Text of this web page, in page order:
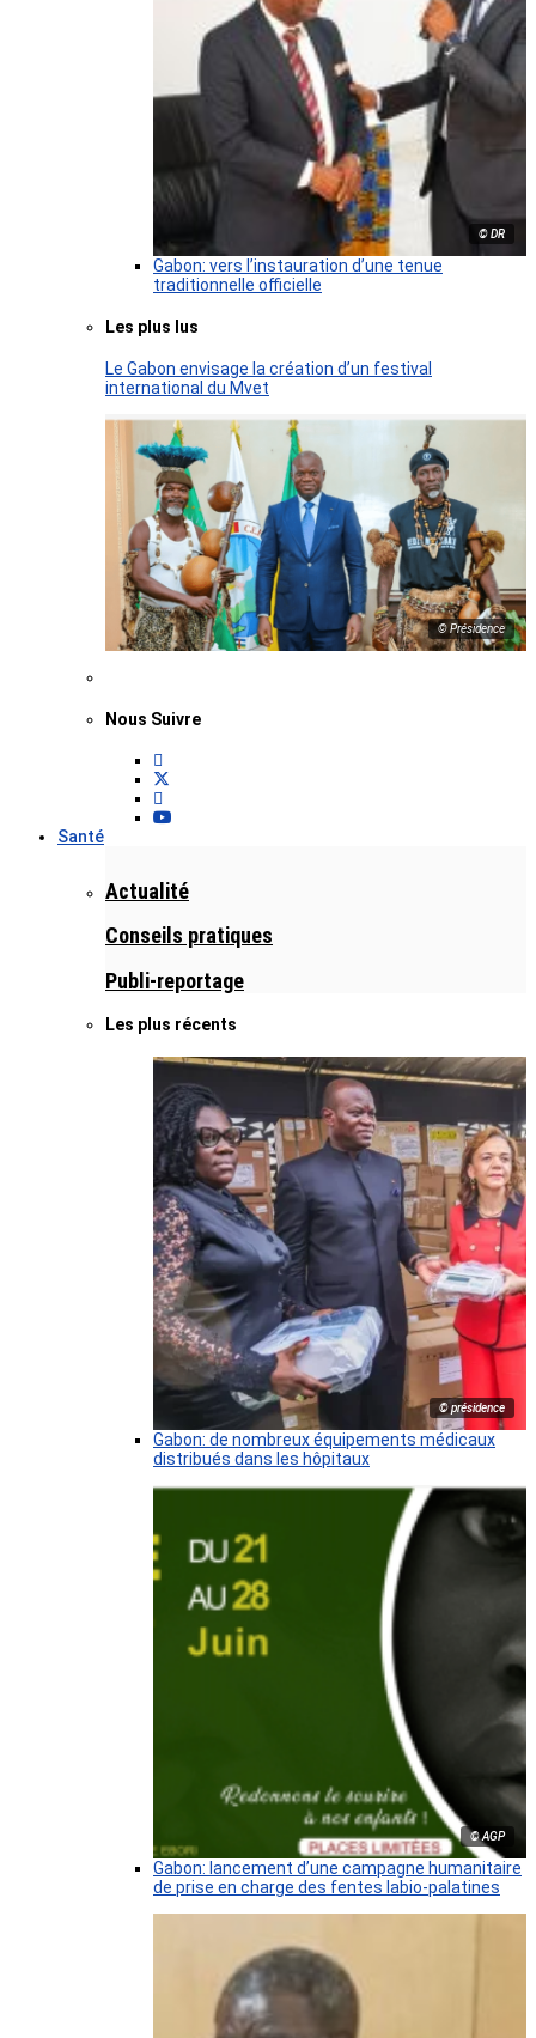
© DR
Gabon: vers l’instauration d’une tenue
traditionnelle officielle
Les plus lus
Le Gabon envisage la création d’un festival
international du Mvet
© Présidence
Nous Suivre
Santé
Actualité
Conseils pratiques
Publi-reportage
Les plus récents
© présidence
Gabon: de nombreux équipements médicaux
distribués dans les hôpitaux
© AGP
Gabon: lancement d’une campagne humanitaire
de prise en charge des fentes labio-palatines